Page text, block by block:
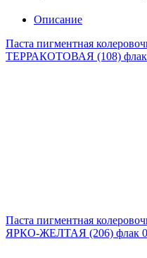
Описание
Паста пигментная
ТЕРРАКОТОВАЯ (108) флак
Паста пигментная
ЯРКО-ЖЕЛТАЯ (206) флак